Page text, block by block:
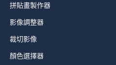
拼貼畫製作器
影像調整器
裁切影像
顏色選擇器